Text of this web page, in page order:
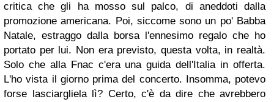
critica che gli ha mosso sul palco, di aneddoti dalla
promozione americana. Poi, siccome sono un po' Babba
Natale, estraggo dalla borsa l'ennesimo regalo che ho
portato per lui. Non era previsto, questa volta, in realtà.
Solo che alla Fnac c'era una guida dell'Italia in offerta.
L'ho vista il giorno prima del concerto. Insomma, potevo
forse lasciargliela lì? Certo, c'è da dire che avrebbero